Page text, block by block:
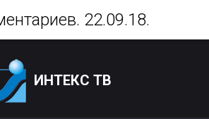
ИНТЕКС ТВ
22.09.18.